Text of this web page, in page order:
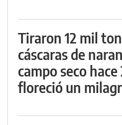
Tiraron 12 mil
cáscaras de
campo seco
floreció un